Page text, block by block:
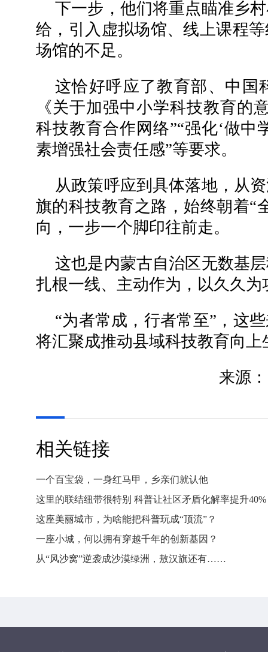
下一步，他们将重点瞄准乡
给，引入虚拟场馆、线上课程
场馆的不足。
这恰好呼应了教育部、中国
《关于加强中小学科技教育的
科技教育合作网络”“强化‘做中
素增强社会责任感”等要求。
从政策呼应到具体落地，从
旗的科技教育之路，始终朝着“
向，一步一个脚印往前走。
这也是内蒙古自治区无数基
扎根一线、主动作为，以久久
“为者常成，行者常至”，这
将汇聚成推动县域科技教育向
来源
相关链接
一个百宝袋，一身红马甲，乡亲们就认他
这里的联结纽带很特别 科普让社区矛盾化解率提升40%
这座美丽城市，为啥能把科普玩成“顶流”？
一座小城，何以拥有穿越千年的创新基因？
从“风沙窝”逆袭成沙漠绿洲，敖汉旗还有……